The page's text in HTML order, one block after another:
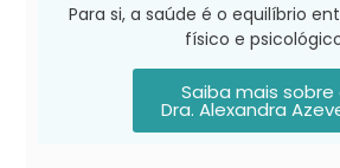
Para si, a saúde é o equilíbrio
físico e
Saiba mais sobre
Dra. Alexandra